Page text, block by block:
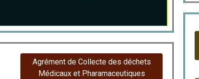
Agrément de Collecte des déchets
Médicaux et Pharamaceutiques